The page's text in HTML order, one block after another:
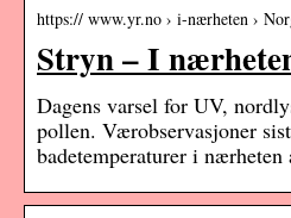
https:// www.yr.no › i-nærheten ›
Stryn – I
Dagens varsel for UV,
pollen. Værobservasjoner
badetemperaturer i nærheten